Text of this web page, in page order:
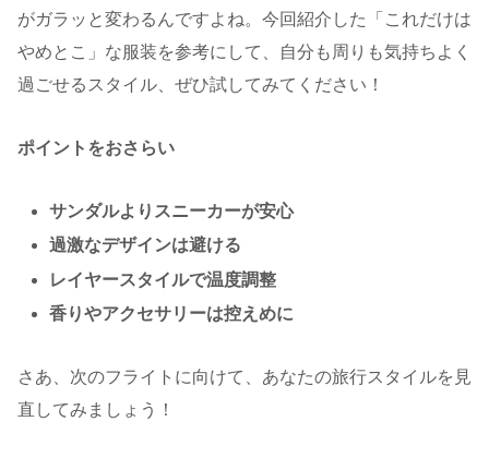
がガラッと変わるんですよね。今回紹介した「これだけは
やめとこ」な服装を参考にして、自分も周りも気持ちよく
過ごせるスタイル、ぜひ試してみてください！
ポイントをおさらい
サンダルよりスニーカーが安心
過激なデザインは避ける
レイヤースタイルで温度調整
香りやアクセサリーは控えめに
さあ、次のフライトに向けて、あなたの旅行スタイルを見
直してみましょう！